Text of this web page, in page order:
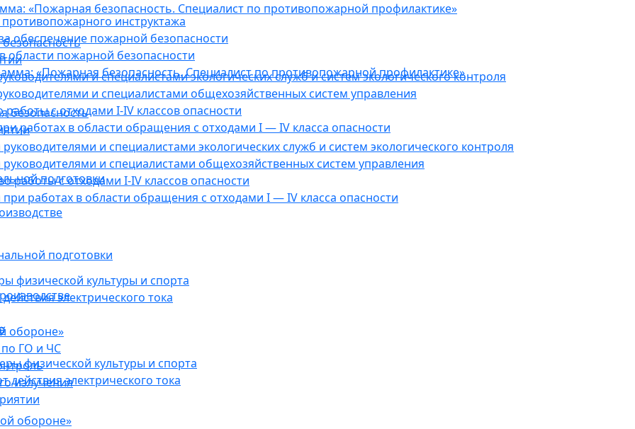
«Пожарная безопасность. Специалист по противопожарной профилактике»
и специалистами экологических служб и систем экологического контроля
и специалистами общехозяйственных систем управления
с отходами I-IV классов опасности
работах в области обращения с отходами I — IV класса опасности
подготовки
физической культуры и спорта
электрического тока
обороне»
ГО и ЧС
излучения
инструктажа
обеспечение пожарной безопасности
пожарной безопасности
«Пожарная безопасность. Специалист по противопожарной профилактике»
безопасность
и специалистами экологических служб и систем экологического контроля
и специалистами общехозяйственных систем управления
работы с отходами I-IV классов опасности
работах в области обращения с отходами I — IV класса опасности
подготовки
физической культуры и спорта
электрического тока
обороне»